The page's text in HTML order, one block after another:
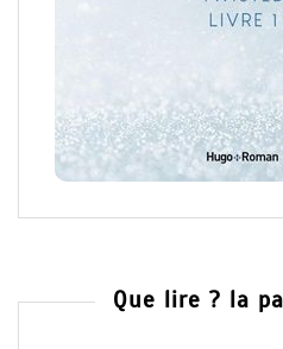
Que lire ? la